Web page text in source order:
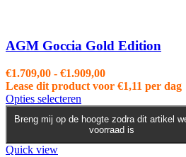
gekozen
worden
op
de
productpagina
AGM Goccia Gold Edition
€1.709,00 - €1.909,00Prijsklasse:
€1.709,00
€1.909,00
Lease dit product voor €1,11 per dag
Opties selecteren
product
heeft
meerdere
Breng mij op de hoogte zodra dit artikel
voorraad is
Quick view